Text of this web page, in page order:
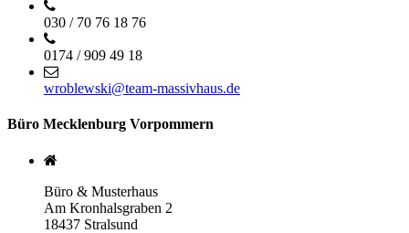
030 / 70 76 18 76
0174 / 909 49 18
wroblewski@team-massivhaus.de
Büro Mecklenburg Vorpommern
Büro & Musterhaus
Am Kronhalsgraben 2
18437 Stralsund